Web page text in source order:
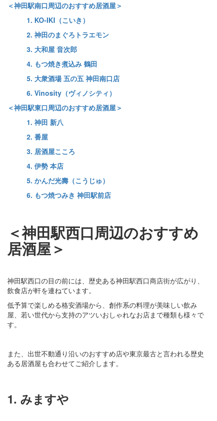
＜神田駅南口周辺のおすすめ居酒屋＞
1. KO-IKI（こいき）
2. 神田のまぐろトラエモン
3. 大和屋 音次郎
4. もつ焼き煮込み 鶴田
5. 大衆酒場 五の五 神田南口店
6. Vinosity（ヴィノシティ）
＜神田駅東口周辺のおすすめ居酒屋＞
1. 神田 新八
2. 番屋
3. 居酒屋こころ
4. 伊勢 本店
5. かんだ光壽（こうじゅ）
6. もつ焼つみき 神田駅前店
＜神田駅西口周辺のおすすめ
居酒屋＞
神田駅西口の目の前には、歴史ある神田駅西口商店街が広がり、
飲食店が軒を連ねています。
低予算で楽しめる格安酒場から、創作系の料理が美味しい飲み
屋、若い世代から支持のアツいおしゃれなお店まで種類も様々で
す。
また、出世不動通り沿いのおすすめ店や東京最古と言われる歴史
ある居酒屋も合わせてご紹介します。
1. みますや